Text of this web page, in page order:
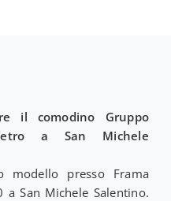
il comodino Gruppo
a San Michele
modello presso Frama
San Michele Salentino.